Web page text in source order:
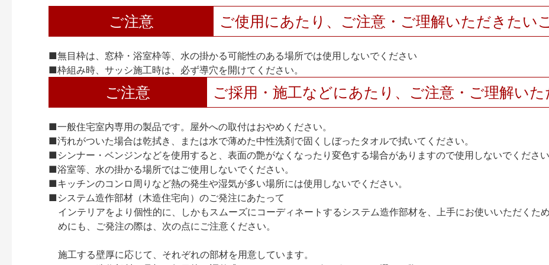
ご注意 ご使用にあたり、ご注意・ご理解いただきたい
■無目枠は、窓枠・浴室枠等、水の掛かる可能性のある場所では使用しないでください
■枠組み時、サッシ施工時は、必ず導穴を開けてください。
ご注意 ご採用・施工などにあたり、ご注意・ご理解い
■一般住宅室内専用の製品です。屋外への取付はおやめください。
■汚れがついた場合は乾拭き、または水で薄めた中性洗剤で固くしぼったタオルで拭いてください。
■シンナー・ベンジンなどを使用すると、表面の艶がなくなったり変色する場合がありますので使用しないでください
■浴室等、水の掛かる場所ではご使用しないでください。
■キッチンのコンロ周りなど熱の発生や湿気が多い場所には使用しないでください。
■システム造作部材（木造住宅向）のご発注にあたって
インテリアをより個性的に、しかもスムーズにコーディネートするシステム造作部材を、上手にお使いいただくた
めにも、ご発注の際は、次の点にご注意ください。
施工する壁厚に応じて、それぞれの部材を用意しています。